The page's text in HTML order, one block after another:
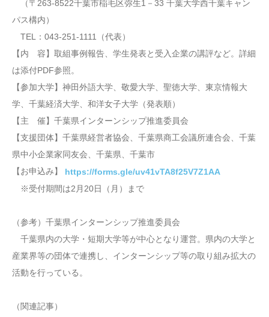
（〒263-8522千葉市稲毛区弥生1－33 千葉大学西千葉キャン
パス構内）
TEL：043-251-1111（代表）
【内 容】取組事例報告、学生発表と受入企業の講評など。詳細
は添付PDF参照。
【参加大学】神田外語大学、敬愛大学、聖徳大学、東京情報大
学、千葉経済大学、和洋女子大学（発表順）
【主 催】千葉県インターンシップ推進委員会
【支援団体】千葉県経営者協会、千葉県商工会議所連合会、千葉
県中小企業家同友会、千葉県、千葉市
【お申込み】 https://forms.gle/uv41vTA8f25V7Z1AA
※受付期間は2月20日（月）まで
（参考）千葉県インターンシップ推進委員会
千葉県内の大学・短期大学等が中心となり運営。県内の大学と
産業界等の団体で連携し、インターンシップ等の取り組み拡大の
活動を行っている。
（関連記事）